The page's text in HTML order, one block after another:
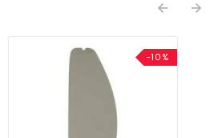
 
-10%